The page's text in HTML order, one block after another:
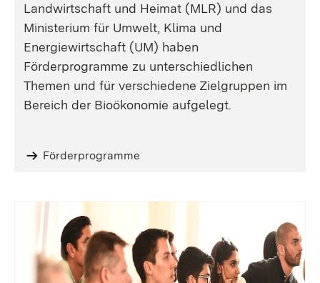
Landwirtschaft und Heimat (MLR) und das
Ministerium für Umwelt, Klima und
Energiewirtschaft (UM) haben
Förderprogramme zu unterschiedlichen
Themen und für verschiedene Zielgruppen im
Bereich der Bioökonomie aufgelegt.
Förderprogramme